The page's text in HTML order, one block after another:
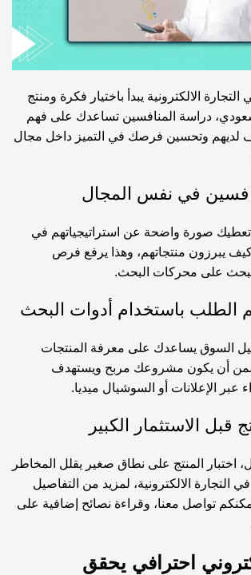
الالكترونية يبدأ باختيار فكرة ومنتج
دراسة المنافسين تساعدك على فهم
لديهم وتحسين فرصك في التميز داخل مجال
تعطيك صورة واضحة عن استراتيجياتهم في
يبرزون منتجاتهم، وهذا يرفع فرص
على محركات البحث.
السوق يساعدك على معرفة المنتجات
يضمن أن يكون مشروعك مربح ويستهدف
الإعلانات أو السوشيال ميديا.
اختبار المنتج على نطاق صغير يقلل المخاطر
التجارة الالكترونية، لمزيد من التفاصيل
تواصل معنا، وقراءة نصائح إضافية على
احترافي يحقق